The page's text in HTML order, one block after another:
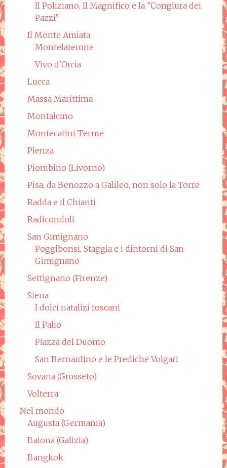
Il Poliziano, Il Magnifico e la "Congiura dei
Pazzi"
Il Monte Amiata
Montelaterone
Vivo d'Orcia
Lucca
Massa Marittima
Montalcino
Montecatini Terme
Pienza
Piombino (Livorno)
Pisa, da Benozzo a Galileo, non solo la Torre
Radda e il Chianti
Radicondoli
San Gimignano
Poggibonsi, Staggia e i dintorni di San
Gimignano
Settignano (Firenze)
Siena
I dolci natalizi toscani
Il Palio
Piazza del Duomo
San Bernardino e le Prediche Volgari
Sovana (Grosseto)
Volterra
Nel mondo
Augusta (Germania)
Baiona (Galizia)
Bangkok